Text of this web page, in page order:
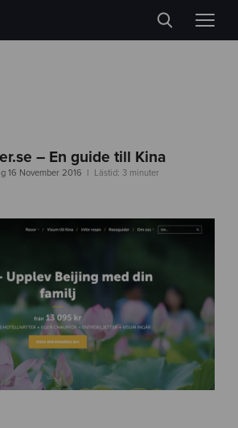
– En guide till Kina
16 November 2016 Lästid: 3 minuter